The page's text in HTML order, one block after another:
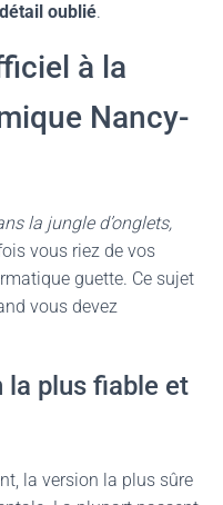
oublié.
à la
Nancy-
la jungle d’onglets,
vous riez de vos
guette. Ce sujet
vous devez
la plus fiable et
la version la plus sûre